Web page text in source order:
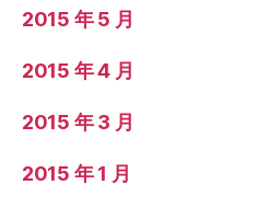
2015 年 5 月
2015 年 4 月
2015 年 3 月
2015 年 1 月